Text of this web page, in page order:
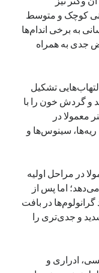
کوچک و متوسط
به برخی اندام‌ها
جدی به‌ همراه
تشکیل
و گردش خون را با
معمولا در
سینوس‌ها و
در مراحل اولیه
اما پس ‌از
در بافت
و جدی‌تری را
ادراری و